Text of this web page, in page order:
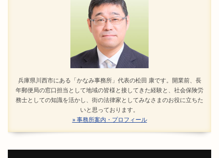
兵庫県川西市にある「かなみ事務所」代表の松田 康です。開業前、長
年郵便局の窓口担当として地域の皆様と接してきた経験と、社会保険労
務士としての知識を活かし、街の法律家としてみなさまのお役に立ちた
いと思っております。
» 事務所案内・プロフィール